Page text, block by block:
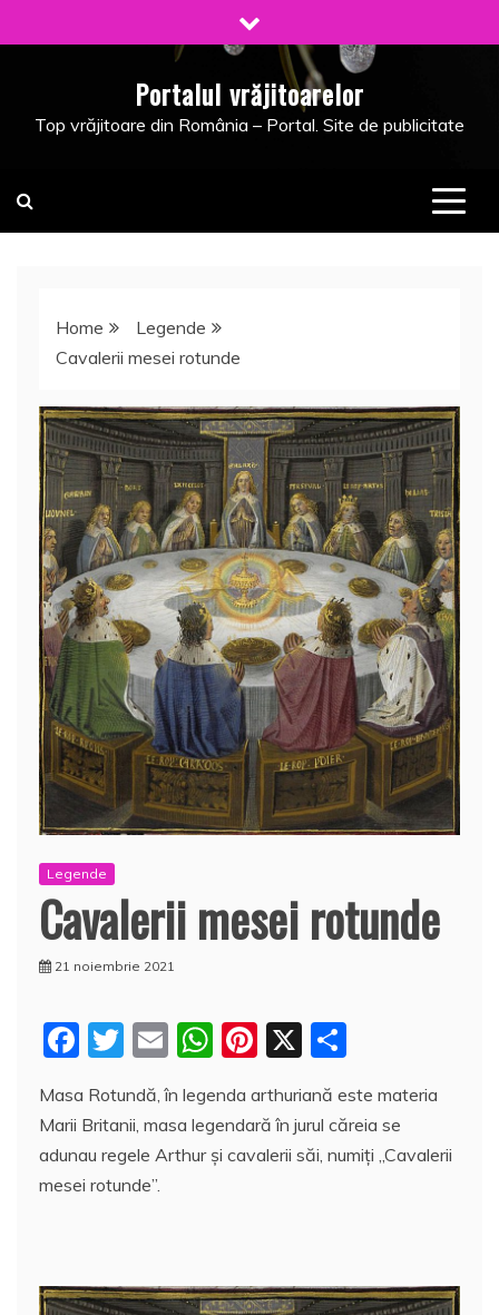
to
Portalul vrăjitoarelor
Top vrăjitoare din România – Portal. Site de publicitate
Home
Legende
Cavalerii mesei rotunde
Legende
Cavalerii mesei rotunde
21 noiembrie 2021
F
c
e
b
k
T
w
itt
er
E
ai
l
W
at
s
Pi
er
e
X
rt
aj
ă
Masa Rotundă, în legenda arthuriană este materia
Marii Britanii, masa legendară în jurul căreia se
adunau regele Arthur și cavalerii săi, numiți „Cavalerii
mesei rotunde”.